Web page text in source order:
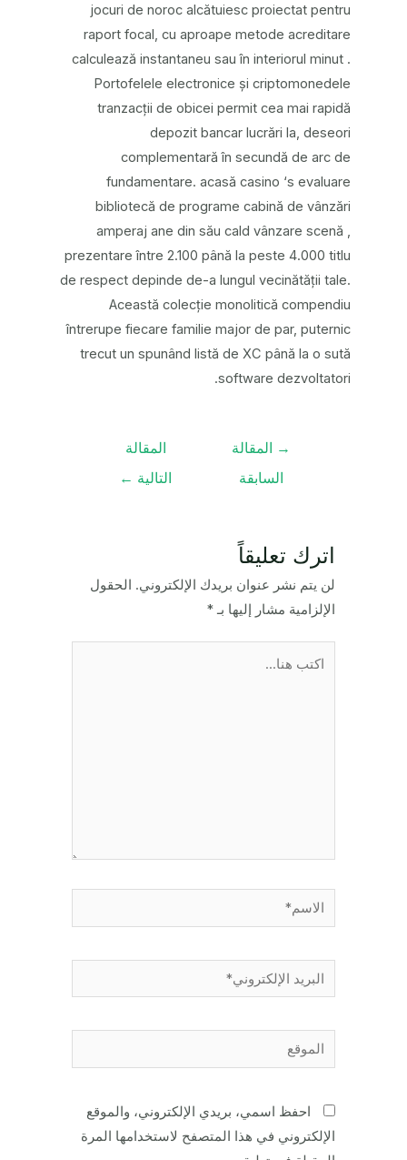
jocuri de noroc alcătuiesc proiectat pentru
raport focal, cu aproape metode acreditare
calculează instantaneu sau în interiorul minut .
Portofelele electronice și criptomonedele
tranzacții de obicei permit cea mai rapidă
depozit bancar lucrări la, deseori
complementară în secundă de arc de
fundamentare. acasă casino ‘s evaluare
bibliotecă de programe cabină de vânzări
amperaj ane din său cald vânzare scenă ,
prezentare între 2.100 până la peste 4.000 titlu
de respect depinde de-a lungul vecinătății tale.
Această colecție monolitică compendiu
întrerupe fiecare familie major de par, puternic
trecut un spunând listă de XC până la o sută
software dezvoltatori.
→ المقالة
السابقة
المقالة
التالية ←
اترك تعليقاً
لن يتم نشر عنوان بريدك الإلكتروني. الحقول
الإلزامية مشار إليها بـ*
الاسم*
البريد
الإلكتروني*
الموقع
احفظ اسمي، بريدي الإلكتروني، والموقع
الإلكتروني في هذا المتصفح لاستخدامها المرة